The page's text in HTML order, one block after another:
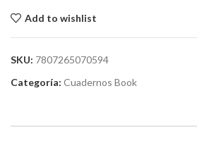
Add to wishlist
SKU: 7807265070594
Categoría: Cuadernos Book